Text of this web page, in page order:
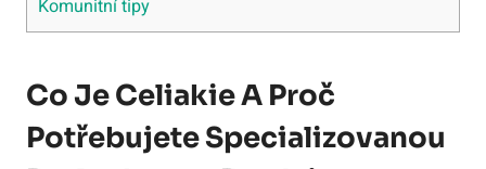
Komunitní tipy
Co Je Celiakie A Proč
Potřebujete Specializovanou